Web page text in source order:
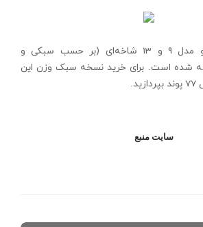
محصول جدید در دو مدل 9 و 13 شاخه‌ای (بر حسب سبکی و
شده است. برای خرید نسخه سبک وزن این
سايت منبع